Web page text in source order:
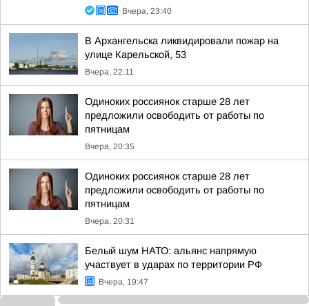
Вчера, 23:40
В Архангельска ликвидировали пожар на
улице Карельской, 53
Вчера, 22:11
Одиноких россиянок старше 28 лет
предложили освободить от работы по
пятницам
Вчера, 20:35
Одиноких россиянок старше 28 лет
предложили освободить от работы по
пятницам
Вчера, 20:31
Белый шум НАТО: альянс напрямую
участвует в ударах по территории РФ
Вчера, 19:47